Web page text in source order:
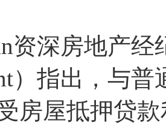
资深房地产经
）指出，与
房屋抵押贷